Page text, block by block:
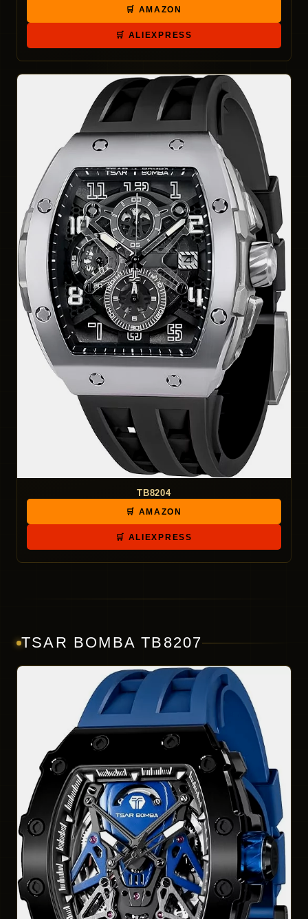
🛒 AMAZON
🛒 ALIEXPRESS
TB8204
🛒 AMAZON
🛒 ALIEXPRESS
TSAR BOMBA TB8207